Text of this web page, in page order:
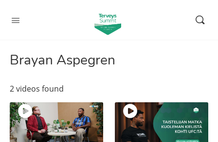
Brayan Aspegren
2 videos found